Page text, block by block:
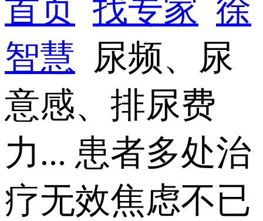
首页 找专家 徐
智慧
尿频、尿
意感、排尿费
力... 患者多处治
疗无效焦虑不已